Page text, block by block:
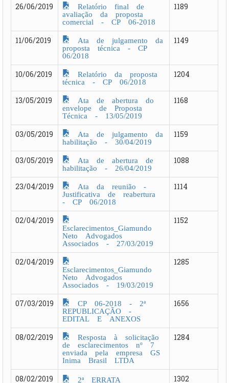
26/06/2019
Relatório final de
avaliação da proposta
comercial - CP 06-2018
1189
11/06/2019
Ata de julgamento da
proposta técnica - CP
06/2018
1149
10/06/2019
Relatório da proposta
técnica - CP 06/2018
1204
13/05/2019
Ata de abertura do
envelope de Proposta
Técnica - 13/05/2019
1168
03/05/2019
Ata de julgamento da
habilitação - 30/04/2019
1159
03/05/2019
Ata de abertura de
habilitação - 26/04/2019
1088
23/04/2019
Ata da reunião -
Justificativa de reabertura
- CP 06/2018
1114
02/04/2019
Esclarecimentos_Giamundo
Neto Advogados
Associados - 27/03/2019
1152
02/04/2019
Esclarecimentos_Giamundo
Neto Advogados
Associados - 19/03/2019
1285
07/03/2019
CP 06-2018 - 2ª
REPUBLICAÇÃO -
EDITAL E ANEXOS
1656
08/02/2019
Resposta à solicitação
de esclarecimentos nº 7
enviada pela empresa GS
Inima Brasil LTDA
1284
08/02/2019 2ª ERRATA 1302